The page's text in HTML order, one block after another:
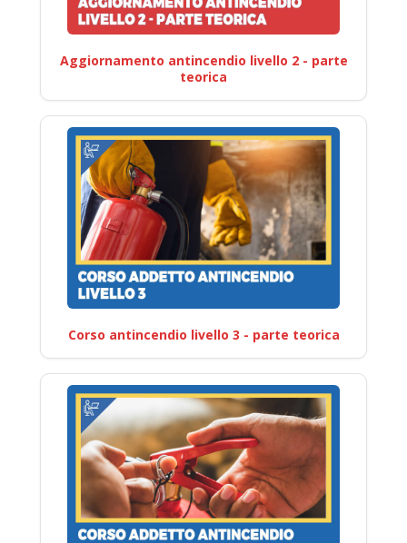
Aggiornamento antincendio livello 2 - parte
teorica
Corso antincendio livello 3 - parte teorica